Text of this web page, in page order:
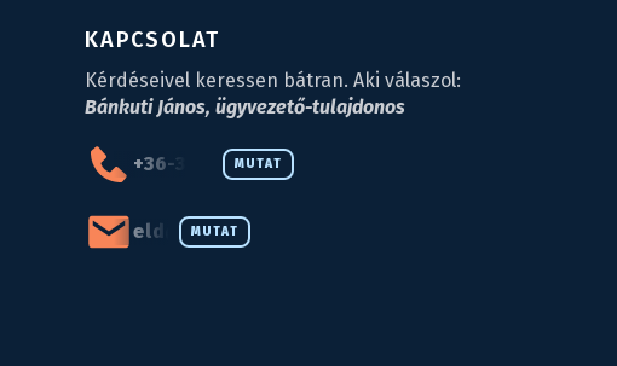
KAPCSOLAT
Kérdéseivel keressen bátran. Aki válaszol:
Bánkuti János, ügyvezető-tulajdonos
MUTAT
+36-34-590-027
MUTAT
eld@eld.hu